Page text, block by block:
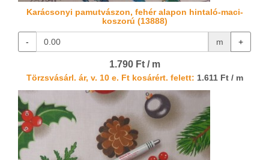
Karácsonyi pamutvászon, fehér alapon hintaló-maci-
koszorú (13888)
- m +
1.790 Ft / m
Törzsvásárl. ár, v. 10 e. Ft kosárért. felett: 1.611 Ft / m